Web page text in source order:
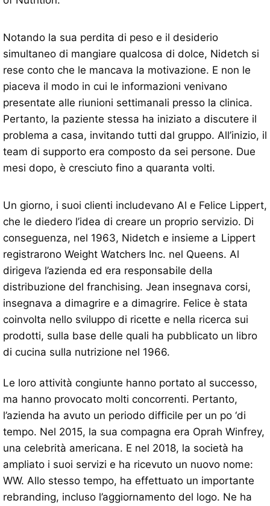
Notando la sua perdita di peso e il desiderio
simultaneo di mangiare qualcosa di dolce, Nidetch si
rese conto che le mancava la motivazione. E non le
piaceva il modo in cui le informazioni venivano
presentate alle riunioni settimanali presso la clinica.
Pertanto, la paziente stessa ha iniziato a discutere il
problema a casa, invitando tutti dal gruppo. All’inizio, il
team di supporto era composto da sei persone. Due
mesi dopo, è cresciuto fino a quaranta volti.
Un giorno, i suoi clienti includevano Al e Felice Lippert,
che le diedero l’idea di creare un proprio servizio. Di
conseguenza, nel 1963, Nidetch e insieme a Lippert
registrarono Weight Watchers Inc. nel Queens. Al
dirigeva l’azienda ed era responsabile della
distribuzione del franchising. Jean insegnava corsi,
insegnava a dimagrire e a dimagrire. Felice è stata
coinvolta nello sviluppo di ricette e nella ricerca sui
prodotti, sulla base delle quali ha pubblicato un libro
di cucina sulla nutrizione nel 1966.
Le loro attività congiunte hanno portato al successo,
ma hanno provocato molti concorrenti. Pertanto,
l’azienda ha avuto un periodo difficile per un po ‘di
tempo. Nel 2015, la sua compagna era Oprah Winfrey,
una celebrità americana. E nel 2018, la società ha
ampliato i suoi servizi e ha ricevuto un nuovo nome:
WW. Allo stesso tempo, ha effettuato un importante
rebranding, incluso l’aggiornamento del logo. Ne ha